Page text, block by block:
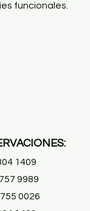
funcionales.
1409
9989
0026